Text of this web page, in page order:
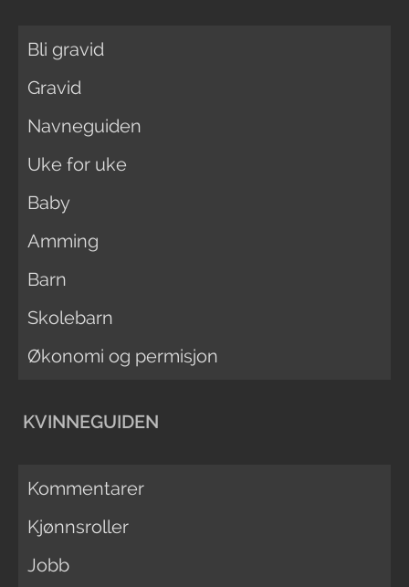
Bli gravid
Gravid
Navneguiden
Uke for uke
Baby
Amming
Barn
Skolebarn
Økonomi og permisjon
KVINNEGUIDEN
Kommentarer
Kjønnsroller
Jobb